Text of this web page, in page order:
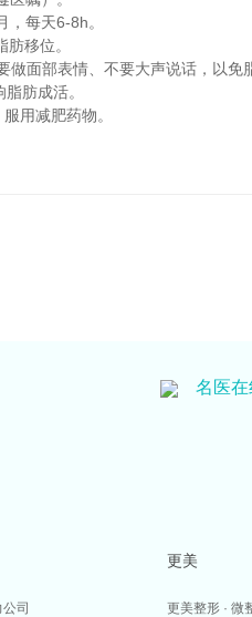
每天6-8h。
移位。
面部表情、不要大声说话，以免
肪成活。
用减肥药物。
名医在
司
更美
更美整形 · 微